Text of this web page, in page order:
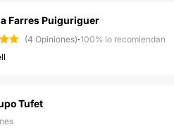
Farres Puiguriguer
(4 Opiniones)·100% lo recomiendan
Tufet